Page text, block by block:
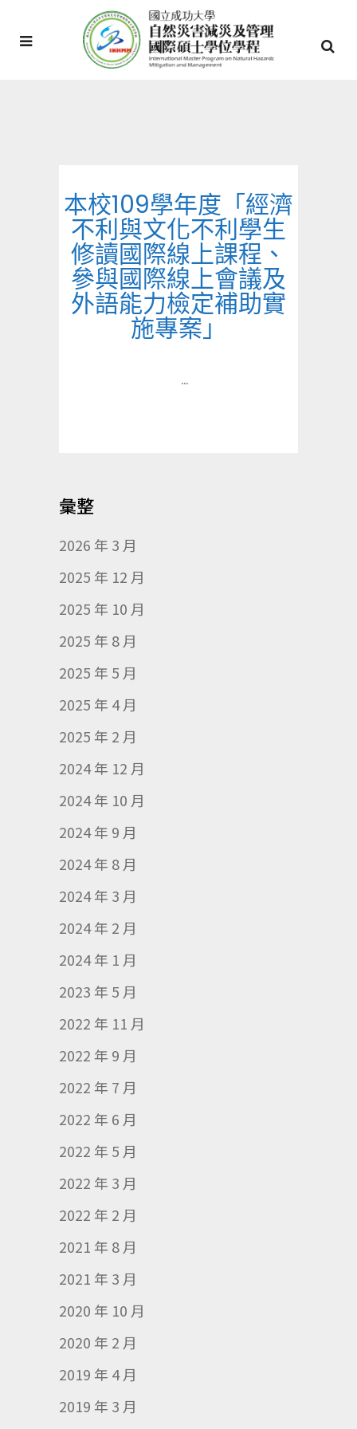
本校109學年度「經濟
不利與文化不利學生
修讀國際線上課程、
參與國際線上會議及
外語能力檢定補助實
施專案」
...
彙整
2026 年 3 月
2025 年 12 月
2025 年 10 月
2025 年 8 月
2025 年 5 月
2025 年 4 月
2025 年 2 月
2024 年 12 月
2024 年 10 月
2024 年 9 月
2024 年 8 月
2024 年 3 月
2024 年 2 月
2024 年 1 月
2023 年 5 月
2022 年 11 月
2022 年 9 月
2022 年 7 月
2022 年 6 月
2022 年 5 月
2022 年 3 月
2022 年 2 月
2021 年 8 月
2021 年 3 月
2020 年 10 月
2020 年 2 月
2019 年 4 月
2019 年 3 月